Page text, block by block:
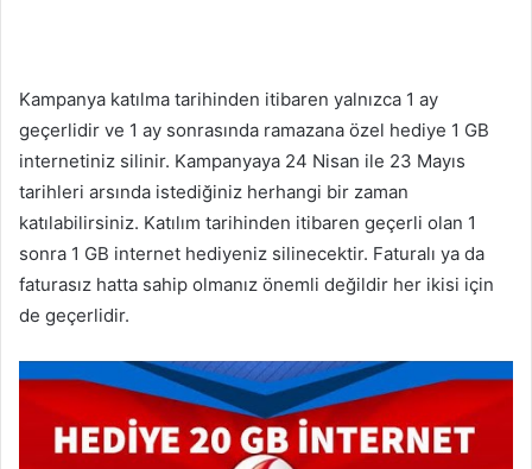
Kampanya katılma tarihinden itibaren yalnızca 1 ay
geçerlidir ve 1 ay sonrasında ramazana özel hediye 1 GB
internetiniz silinir. Kampanyaya 24 Nisan ile 23 Mayıs
tarihleri arsında istediğiniz herhangi bir zaman
katılabilirsiniz. Katılım tarihinden itibaren geçerli olan 1
sonra 1 GB internet hediyeniz silinecektir. Faturalı ya da
faturasız hatta sahip olmanız önemli değildir her ikisi için
de geçerlidir.